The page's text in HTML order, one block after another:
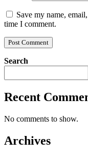
Save my name,
time I comment.
Search
Recent
No comments to show.
Archives